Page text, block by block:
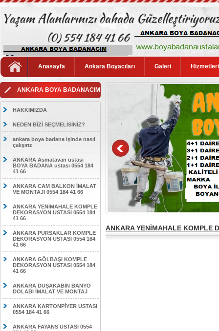
Anasayfa Ankara Boyacıları Galeri
ANKARA BOYA BADANACIM
HAKKIMIZDA
NEDEN BİZİ SEÇMELİSİNİZ?
ankara boya badana işinde nasıl
çalışırız
ANKARA Asmatavan ustası
BOYA BADANA ustası 0554 184
41 66
ANKARA CAM BALKON İMALAT
VE MONTAJI 0554 184 41 66
ANKARA YENİMAHALE KOMPLE
DEKORASYON USTASI 0554 184
41 66
ANKARA PURSAKLAR KOMPLE
DEKORASYON USTASI 0554 184
41 66
ANKARA GÖLBAŞI KOMPLE
DEKORASYON USTASI 0554 184
41 66
ANKARA DUŞAKABİN BANYO
DOLABI İMALAT VE MONTAJ
ANKARA KARTONPİYER USTASI
0554 184 41 66
ANKARA FAYANS USTASI 0554
ANKARA YENİMAHALE KOMPLE